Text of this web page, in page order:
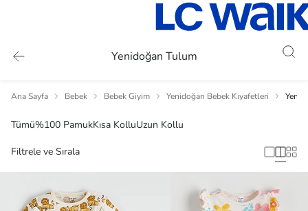
Yenidoğan Tulum
Ana Sayfa Bebek Bebek Giyim Yenidoğan Bebek Kıyafetleri
Tümü%100 PamukKısa KolluUzun Kollu
Filtrele ve Sırala